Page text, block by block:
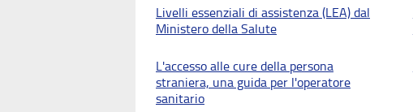
Livelli essenziali di assistenza (LEA) dal
Ministero della Salute
L'accesso alle cure della persona
straniera, una guida per l'operatore
sanitario